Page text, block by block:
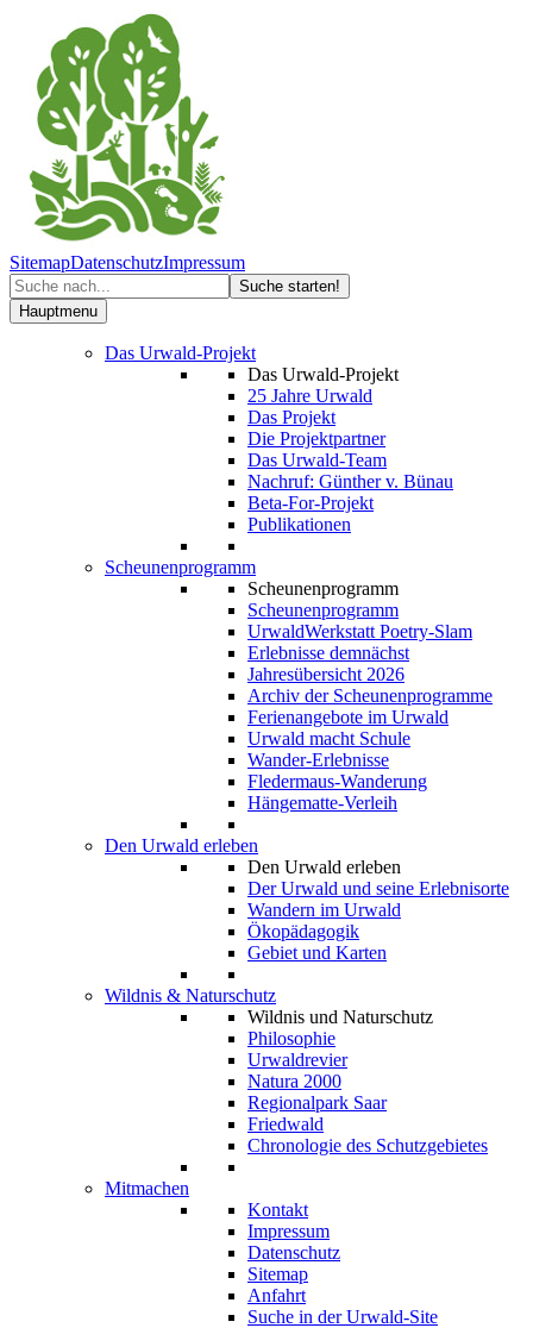
SitemapDatenschutzImpressum
Hauptmenu
Das Urwald-Projekt
Das Urwald-Projekt
25 Jahre Urwald
Das Projekt
Die Projektpartner
Das Urwald-Team
Nachruf: Günther v. Bünau
Beta-For-Projekt
Publikationen
Scheunenprogramm
Scheunenprogramm
Scheunenprogramm
UrwaldWerkstatt Poetry-Slam
Erlebnisse demnächst
Jahresübersicht 2026
Archiv der Scheunenprogramme
Ferienangebote im Urwald
Urwald macht Schule
Wander-Erlebnisse
Fledermaus-Wanderung
Hängematte-Verleih
Den Urwald erleben
Den Urwald erleben
Der Urwald und seine Erlebnisorte
Wandern im Urwald
Ökopädagogik
Gebiet und Karten
Wildnis & Naturschutz
Wildnis und Naturschutz
Philosophie
Urwaldrevier
Natura 2000
Regionalpark Saar
Friedwald
Chronologie des Schutzgebietes
Mitmachen
Kontakt
Impressum
Datenschutz
Sitemap
Anfahrt
Suche in der Urwald-Site